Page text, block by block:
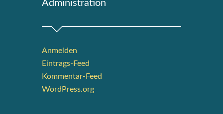
Admi­nis­tra­ti­on
Anmelden
Eintrags-Feed
Kommentar-Feed
WordPress.org